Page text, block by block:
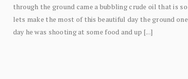
through the ground came a bubbling crude oil that is so
lets make the most of this beautiful day the ground one
day he was shooting at some food and up [...]